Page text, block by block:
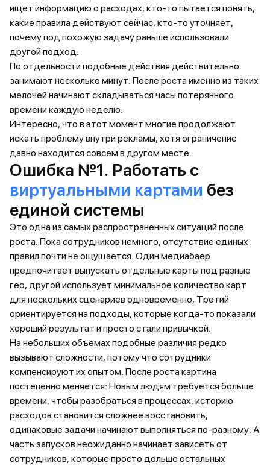
ищет информацию о расходах, кто-то пытается понять,
какие правила действуют сейчас, кто-то уточняет,
почему под похожую задачу раньше использовали
другой подход.
По отдельности подобные действия действительно
занимают несколько минут. После роста именно из таких
мелочей начинают складываться часы потерянного
времени каждую неделю.
Интересно, что в этот момент многие продолжают
искать проблему внутри рекламы, хотя ограничение
давно находится совсем в другом месте.
Ошибка №1. Работать с
виртуальными картами без
единой системы
Это одна из самых распространенных ситуаций после
роста. Пока сотрудников немного, отсутствие единых
правил почти не ощущается. Один медиабаер
предпочитает выпускать отдельные карты под разные
гео, другой использует минимальное количество карт
для нескольких сценариев одновременно, Третий
ориентируется на подходы, которые когда-то показали
хороший результат и просто стали привычкой.
На небольших объемах подобные различия редко
вызывают сложности, потому что сотрудники
компенсируют их опытом. После роста картина
постепенно меняется: Новым людям требуется больше
времени, чтобы разобраться в процессах, историю
расходов становится сложнее восстановить,
одинаковые задачи начинают выполняться по-разному, А
часть запусков неожиданно начинает зависеть от
сотрудников, которые просто дольше остальных